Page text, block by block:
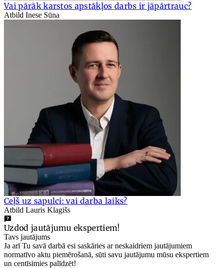
Vai pārāk karstos apstākļos darbs ir jāpārtrauc?
Atbild Inese Sūna
Ceļš uz sapulci: vai darba laiks?
Atbild Lauris Klagišs
Uzdod jautājumu ekspertiem!
Tavs jautājums
Ja arī Tu savā darbā esi saskāries ar neskaidriem jautājumiem
normatīvo aktu piemērošanā, sūti savu jautājumu mūsu ekspertiem
un centīsimies palīdzēt!